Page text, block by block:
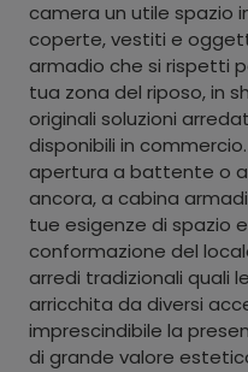
camera un utile spazio
coperte, vestiti e
armadio che si rispetti
tua zona del riposo, in
originali soluzioni
disponibili in
apertura a battente o
ancora, a cabina
tue esigenze di spazio
conformazione del
arredi tradizionali quali
arricchita da diversi
imprescindibile la
di grande valore